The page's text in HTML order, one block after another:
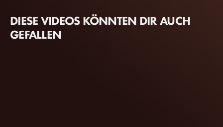
DIESE VIDEOS KÖNNTEN DIR AUCH
GEFALLEN